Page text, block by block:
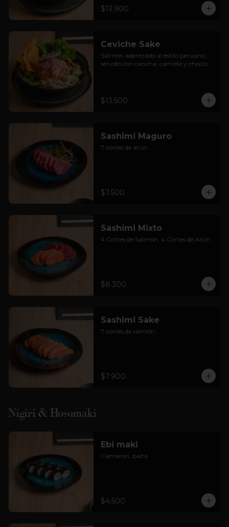
$13.900
Ceviche Sake
Salmón aderezado al estilo peruano,
servido con cancha, camote y choclo.
$13.500
Sashimi Maguro
7 cortes de atún
$7.500
Sashimi Mixto
4 Cortes de Salmón, 4 Cortes de Atún
$8.300
Sashimi Sake
7 cortes de salmón.
$7.900
Nigiri & Hosomaki
Ebi maki
Camarón, palta.
$4.500